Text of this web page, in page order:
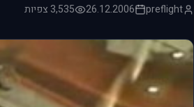
preflight
26.12.2006 3,535 צפיות